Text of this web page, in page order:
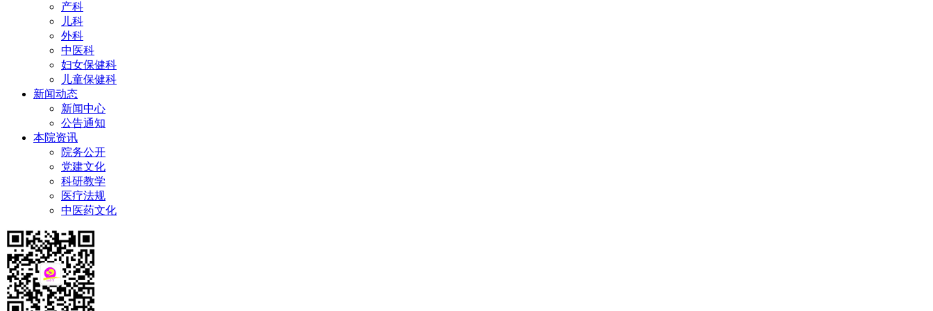
产科
儿科
外科
中医科
妇女保健科
儿童保健科
新闻动态
新闻中心
公告通知
本院资讯
院务公开
党建文化
科研教学
医疗法规
中医药文化